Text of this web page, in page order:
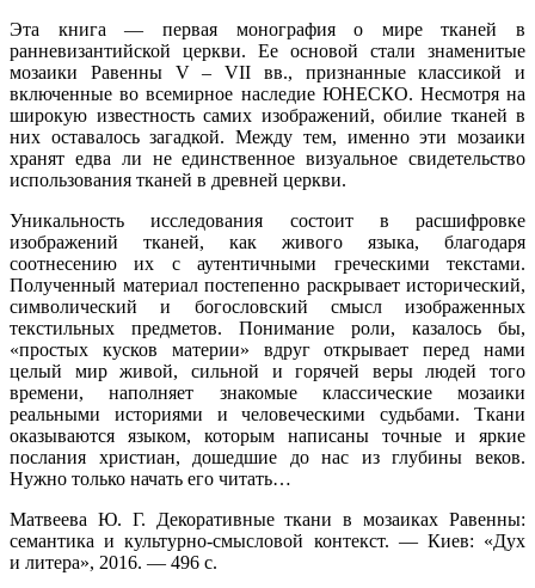
Эта книга — первая монография о мире тканей в
ранневизантийской церкви. Ее основой стали знаменитые
мозаики Равенны V – VII вв., признанные классикой и
включенные во всемирное наследие ЮНЕСКО. Несмотря на
широкую известность самих изображений, обилие тканей в
них оставалось загадкой. Между тем, именно эти мозаики
хранят едва ли не единственное визуальное свидетельство
использования тканей в древней церкви.
Уникальность исследования состоит в расшифровке
изображений тканей, как живого языка, благодаря
соотнесению их с аутентичными греческими текстами.
Полученный материал постепенно раскрывает исторический,
символический и богословский смысл изображенных
текстильных предметов. Понимание роли, казалось бы,
«простых кусков материи» вдруг открывает перед нами
целый мир живой, сильной и горячей веры людей того
времени, наполняет знакомые классические мозаики
реальными историями и человеческими судьбами. Ткани
оказываются языком, которым написаны точные и яркие
послания христиан, дошедшие до нас из глубины веков.
Нужно только начать его читать…
Матвеева Ю. Г. Декоративные ткани в мозаиках Равенны:
семантика и культурно-смысловой контекст. — Киев: «Дух
и литера», 2016. — 496 с.